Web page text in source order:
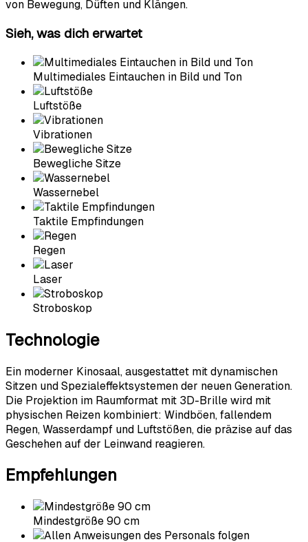
von Bewegung, Düften und Klängen.
Sieh, was dich erwartet
Multimediales Eintauchen in Bild und Ton
Luftstöße
Vibrationen
Bewegliche Sitze
Wassernebel
Taktile Empfindungen
Regen
Laser
Stroboskop
Technologie
Ein moderner Kinosaal, ausgestattet mit dynamischen
Sitzen und Spezialeffektsystemen der neuen Generation.
Die Projektion im Raumformat mit 3D-Brille wird mit
physischen Reizen kombiniert: Windböen, fallendem
Regen, Wasserdampf und Luftstößen, die präzise auf das
Geschehen auf der Leinwand reagieren.
Empfehlungen
Mindestgröße 90 cm